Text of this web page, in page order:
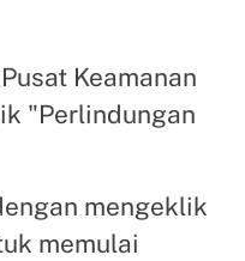
Keamanan
"Perlindungan
mengeklik
memulai